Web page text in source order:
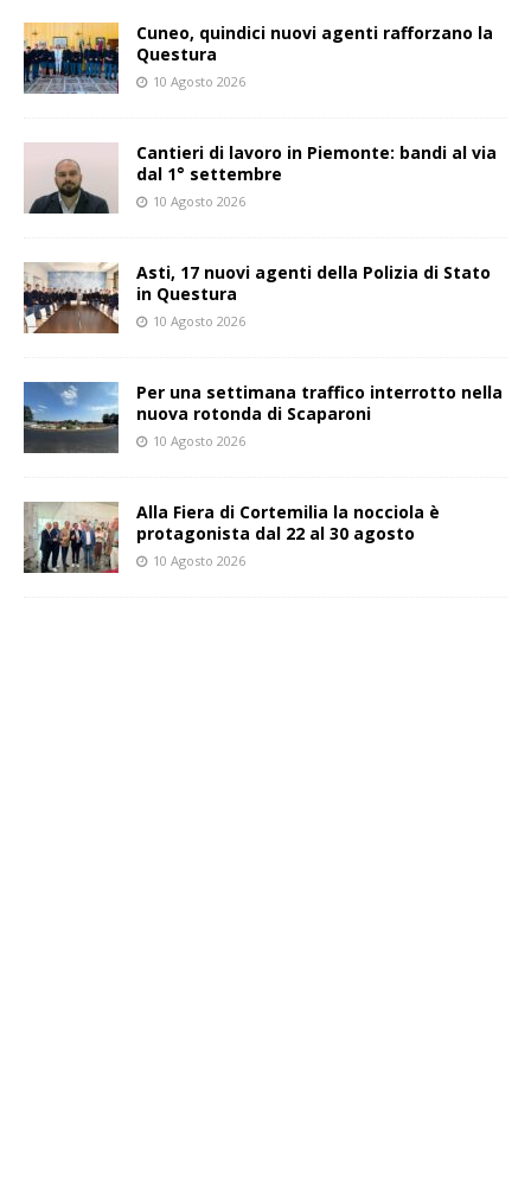
Cuneo, quindici nuovi agenti rafforzano la
Questura
10 Agosto 2026
Cantieri di lavoro in Piemonte: bandi al via
dal 1° settembre
10 Agosto 2026
Asti, 17 nuovi agenti della Polizia di Stato
in Questura
10 Agosto 2026
Per una settimana traffico interrotto nella
nuova rotonda di Scaparoni
10 Agosto 2026
Alla Fiera di Cortemilia la nocciola è
protagonista dal 22 al 30 agosto
10 Agosto 2026